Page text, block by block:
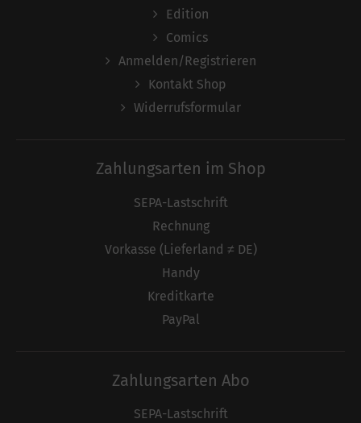
Edition
Comics
Anmelden/Registrieren
Kontakt Shop
Widerrufsformular
Zahlungsarten im Shop
SEPA-Lastschrift
Rechnung
Vorkasse (Lieferland ≠ DE)
Handy
Kreditkarte
PayPal
Zahlungsarten Abo
SEPA-Lastschrift